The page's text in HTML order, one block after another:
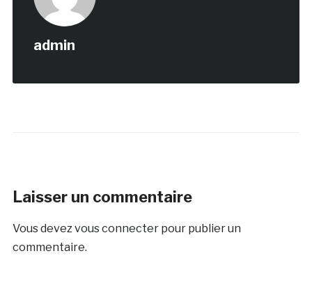
admin
Laisser un commentaire
Vous devezvous connecterpour publier un
commentaire.